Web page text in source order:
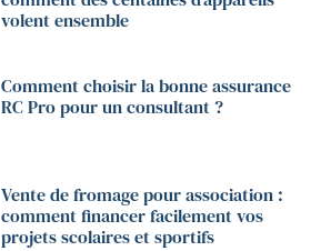
volent ensemble
Comment choisir la bonne assurance
RC Pro pour un consultant ?
Vente de fromage pour association :
comment financer facilement vos
projets scolaires et sportifs